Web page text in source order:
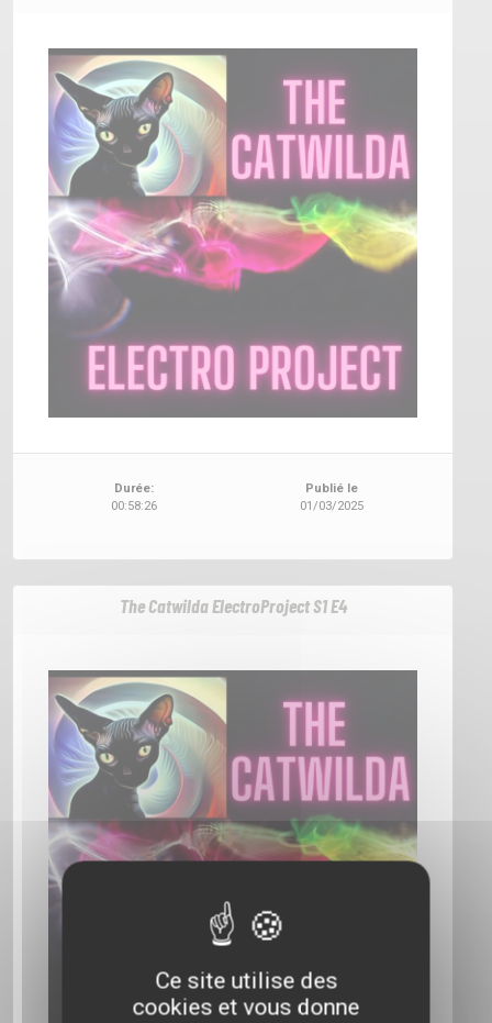
ACCUEIL
GRILLE
Durée:
00:58:26
Publié le
01/03/2025
The Catwilda ElectroProject S1 E4
Ce site utilise des
cookies et vous donne